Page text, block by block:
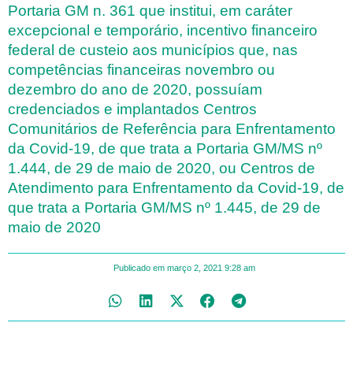
Portaria GM n. 361 que institui, em caráter
excepcional e temporário, incentivo financeiro
federal de custeio aos municípios que, nas
competências financeiras novembro ou
dezembro do ano de 2020, possuíam
credenciados e implantados Centros
Comunitários de Referência para Enfrentamento
da Covid-19, de que trata a Portaria GM/MS nº
1.444, de 29 de maio de 2020, ou Centros de
Atendimento para Enfrentamento da Covid-19, de
que trata a Portaria GM/MS nº 1.445, de 29 de
maio de 2020
Publicado em março 2, 2021 9:28 am